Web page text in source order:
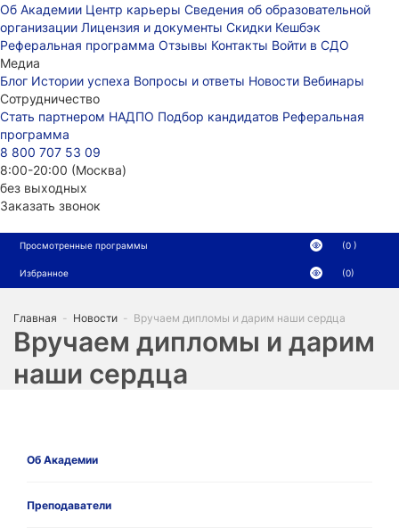
Об Академии Центр карьеры Сведения об образовательной
организации Лицензия и документы Скидки Кешбэк
Реферальная программа Отзывы Контакты Войти в СДО
Медиа
Блог Истории успеха Вопросы и ответы Новости Вебинары
Сотрудничество
Стать партнером НАДПО Подбор кандидатов Реферальная
программа
8 800 707 53 09
8:00-20:00 (Москва)
без выходных
Заказать звонок
Просмотренные программы (0 )
Избранное (0)
Главная - Новости - Вручаем дипломы и дарим наши сердца
Вручаем дипломы и дарим
наши сердца
Об Академии
Преподаватели